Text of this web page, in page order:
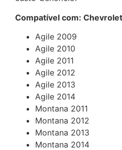
Compatível com: Chevrolet
Agile 2009
Agile 2010
Agile 2011
Agile 2012
Agile 2013
Agile 2014
Montana 2011
Montana 2012
Montana 2013
Montana 2014